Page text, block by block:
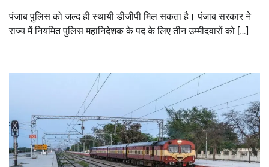
पंजाब पुलिस को जल्द ही स्थायी डीजीपी मिल सकता है। पंजाब सरकार ने
राज्य में नियमित पुलिस महानिदेशक के पद के लिए तीन उम्मीदवारों को […]